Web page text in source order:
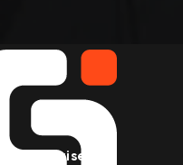
Entreprise